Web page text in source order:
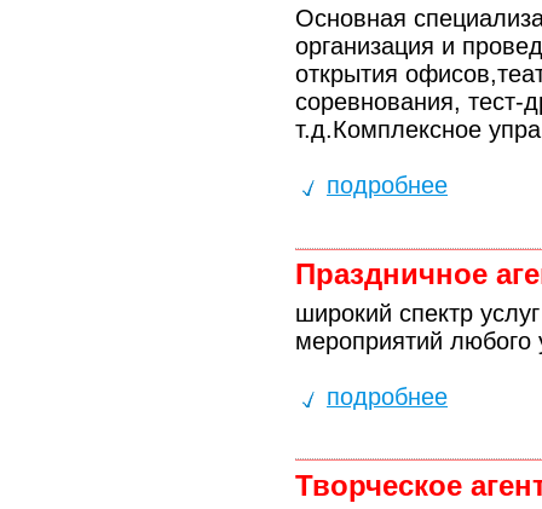
Основная
организация и
открытия
соревнования, тест-
т.д.Комплексное
подробнее
Праздничное
широкий спектр
мероприятий любого
подробнее
Творческое